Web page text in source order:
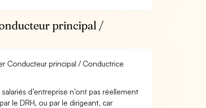
principal /
Conducteur principal / Conductrice
d’entreprise n’ont pas réellement
le DRH, ou par le dirigeant, car